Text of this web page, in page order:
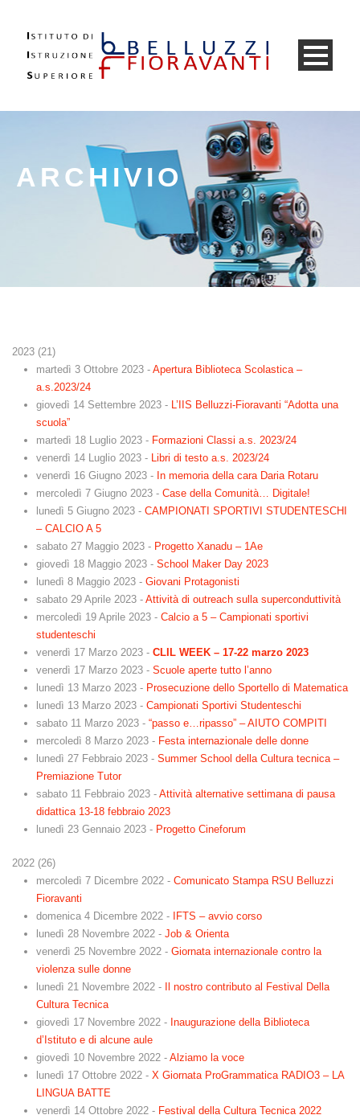
ARCHIVIO
2023 (21 )
martedì 3 Ottobre 2023 - Apertura Biblioteca Scolastica –
a.s.2023/24
giovedì 14 Settembre 2023 -
L’IIS Belluzzi-Fioravanti “Adotta una
scuola”
martedì 18 Luglio 2023 - Formazioni Classi a.s. 2023/24
venerdì 14 Luglio 2023 -
Libri di testo a.s. 2023/24
venerdì 16 Giugno 2023 - In memoria della cara Daria Rotaru
mercoledì 7 Giugno 2023 - Case della Comunità… Digitale!
lunedì 5 Giugno 2023 - CAMPIONATI SPORTIVI STUDENTESCHI
– CALCIO A 5
sabato 27 Maggio 2023 - Progetto Xanadu – 1Ae
giovedì 18 Maggio 2023 - School Maker Day 2023
lunedì 8 Maggio 2023 - Giovani Protagonisti
sabato 29 Aprile 2023 - Attività di outreach sulla superconduttività
mercoledì 19 Aprile 2023 - Calcio a 5 – Campionati sportivi
studenteschi
venerdì 17 Marzo 2023 - CLIL WEEK – 17-22 marzo 2023
venerdì 17 Marzo 2023 - Scuole aperte tutto l’anno
lunedì 13 Marzo 2023 - Prosecuzione dello Sportello di Matematica
lunedì 13 Marzo 2023 - Campionati Sportivi Studenteschi
sabato 11 Marzo 2023 - “passo e…ripasso” – AIUTO COMPITI
mercoledì 8 Marzo 2023 - Festa internazionale delle donne
lunedì 27 Febbraio 2023 - Summer School della Cultura tecnica –
Premiazione Tutor
sabato 11 Febbraio 2023 - Attività alternative settimana di pausa
didattica 13-18 febbraio 2023
lunedì 23 Gennaio 2023 - Progetto Cineforum
2022 (26)
mercoledì 7 Dicembre 2022 - Comunicato Stampa RSU Belluzzi
Fioravanti
domenica 4 Dicembre 2022 -
IFTS – avvio corso
lunedì 28 Novembre 2022 - Job & Orienta
venerdì 25 Novembre 2022 - Giornata internazionale contro la
violenza sulle donne
lunedì 21 Novembre 2022 -
Il nostro contributo al Festival Della
Cultura Tecnica
giovedì 17 Novembre 2022 - Inaugurazione della Biblioteca
d’Istituto e di alcune aule
giovedì 10 Novembre 2022 - Alziamo la voce
lunedì 17 Ottobre 2022 - X Giornata ProGrammatica RADIO3 – LA
LINGUA BATTE
venerdì 14 Ottobre 2022 - Festival della Cultura Tecnica 2022